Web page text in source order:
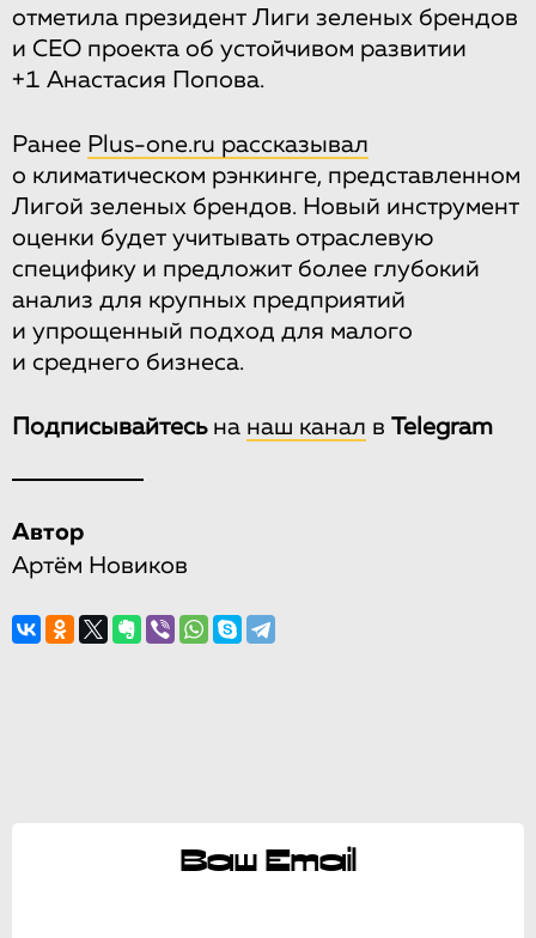
отметила президент Лиги зеленых брендов
и CEO проекта об устойчивом развитии
+1 Анастасия Попова.
Ранее Plus-one.ru рассказывал
о климатическом рэнкинге, представленном
Лигой зеленых брендов. Новый инструмент
оценки будет учитывать отраслевую
специфику и предложит более глубокий
анализ для крупных предприятий
и упрощенный подход для малого
и среднего бизнеса.
Подписывайтесьна наш канал в Telegram
Автор
Артём Новиков
Ваш Email